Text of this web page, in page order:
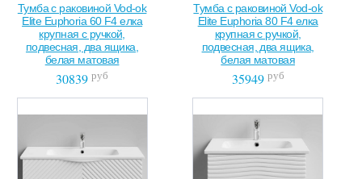
Тумба с раковиной Vod-ok
Elite Euphoria 60 F4 елка
крупная с ручкой,
подвесная, два ящика,
белая матовая
30839 руб
Тумба с раковиной Vod-ok
Elite Euphoria 80 F4 елка
крупная с ручкой,
подвесная, два ящика,
белая матовая
35949 руб